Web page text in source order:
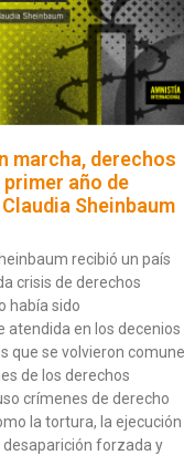
marcha, derechos
primer año de
Sheinbaum
recibió un país
crisis de derechos
había sido
atendida en los decenios
que se volvieron
de los derechos
crímenes de derecho
la tortura, la ejecución
desaparición forzada y